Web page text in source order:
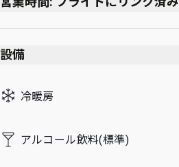
始発便の2時間前～最終便
設備
冷暖房
アルコール飲料(標準)